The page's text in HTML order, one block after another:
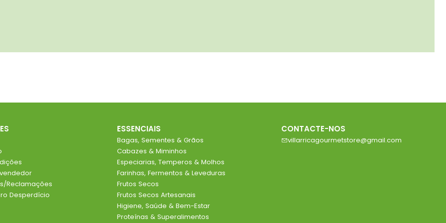
Reclamações
Desperdício
ESSENCIAIS
Bagas, Sementes & Grãos
Cabazes & Miminhos
Especiarias, Temperos & Molhos
Farinhas, Fermentos & Leveduras
Frutos Secos
Frutos Secos Artesanais
Higiene, Saúde & Bem-Estar
Proteínas & Superalimentos
CONTACTE-NOS
villarricagourmetstore@gmail.com